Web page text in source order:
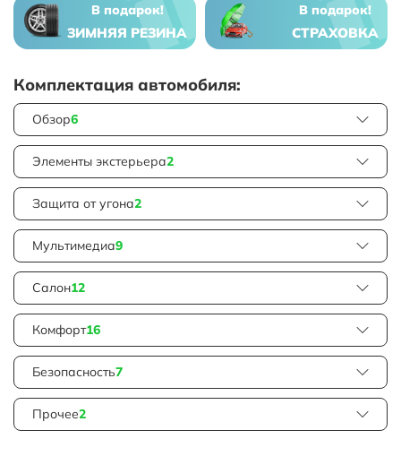
В подарок!
ЗИМНЯЯ РЕЗИНА
В подарок!
СТРАХОВКА
Комплектация автомобиля:
Обзор6
Элементы экстерьера2
Защита от угона2
Мультимедиа9
Салон12
Комфорт16
Безопасность7
Прочее2